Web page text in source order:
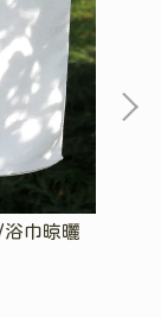
巾晾曬